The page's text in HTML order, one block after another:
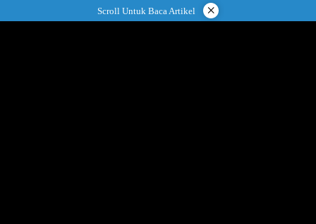
ke
Scroll Untuk Baca Artikel ×